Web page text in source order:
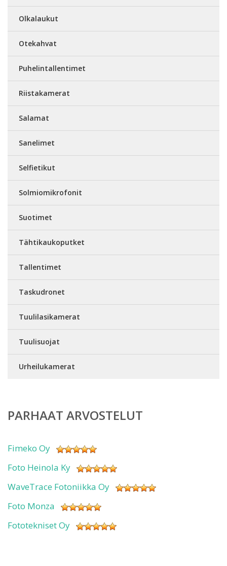
Olkalaukut
Otekahvat
Puhelintallentimet
Riistakamerat
Salamat
Sanelimet
Selfietikut
Solmiomikrofonit
Suotimet
Tähtikaukoputket
Tallentimet
Taskudronet
Tuulilasikamerat
Tuulisuojat
Urheilukamerat
PARHAAT ARVOSTELUT
Fimeko Oy
Foto Heinola Ky
WaveTrace Fotoniikka Oy
Foto Monza
Fototekniset Oy